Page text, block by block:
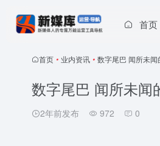
首页
首页 • 业内资讯 • 数字尾巴 闻所未
数字尾巴 闻所未闻
2年前发布 972 0